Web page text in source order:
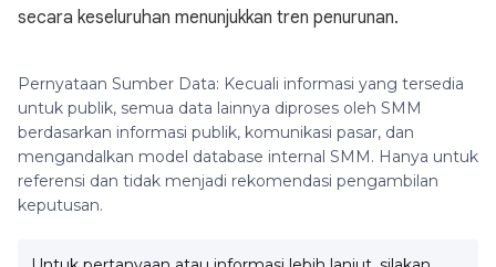
secara keseluruhan menunjukkan tren penurunan.
Pernyataan Sumber Data: Kecuali informasi yang tersedia
untuk publik, semua data lainnya diproses oleh SMM
berdasarkan informasi publik, komunikasi pasar, dan
mengandalkan model database internal SMM. Hanya untuk
referensi dan tidak menjadi rekomendasi pengambilan
keputusan.